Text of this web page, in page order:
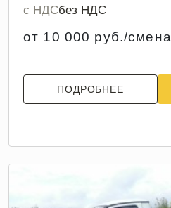
с НДСбез НДС
от 10 000 руб./смена
ПОДРОБНЕЕ